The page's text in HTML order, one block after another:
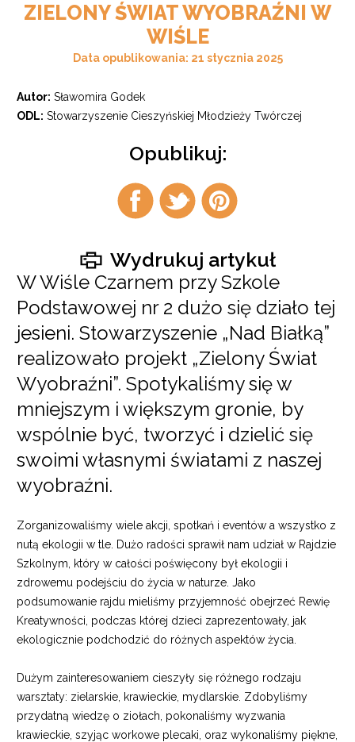
ZIELONY ŚWIAT WYOBRAŹNI W
WIŚLE
Data opublikowania: 21 stycznia 2025
Autor: Sławomira Godek
ODL: Stowarzyszenie Cieszyńskiej Młodzieży Twórczej
Opublikuj:
Udostępnij
na
facebook
Udostępnij
na
twitter
Udostępnij
na
pintrest
Wydrukuj artykuł
W Wiśle Czarnem przy Szkole
Podstawowej nr 2 dużo się działo tej
jesieni. Stowarzyszenie „Nad Białką”
realizowało projekt „Zielony Świat
Wyobraźni”. Spotykaliśmy się w
mniejszym i większym gronie, by
wspólnie być, tworzyć i dzielić się
swoimi własnymi światami z naszej
wyobraźni.
Zorganizowaliśmy wiele akcji, spotkań i eventów a wszystko z
nutą ekologii w tle. Dużo radości sprawił nam udział w Rajdzie
Szkolnym, który w całości poświęcony był ekologii i
zdrowemu podejściu do życia w naturze. Jako
podsumowanie rajdu mieliśmy przyjemność obejrzeć Rewię
Kreatywności, podczas której dzieci zaprezentowały, jak
ekologicznie podchodzić do różnych aspektów życia.
Dużym zainteresowaniem cieszyły się różnego rodzaju
warsztaty: zielarskie, krawieckie, mydlarskie. Zdobyliśmy
przydatną wiedzę o ziołach, pokonaliśmy wyzwania
krawieckie, szyjąc workowe plecaki, oraz wykonaliśmy piękne,